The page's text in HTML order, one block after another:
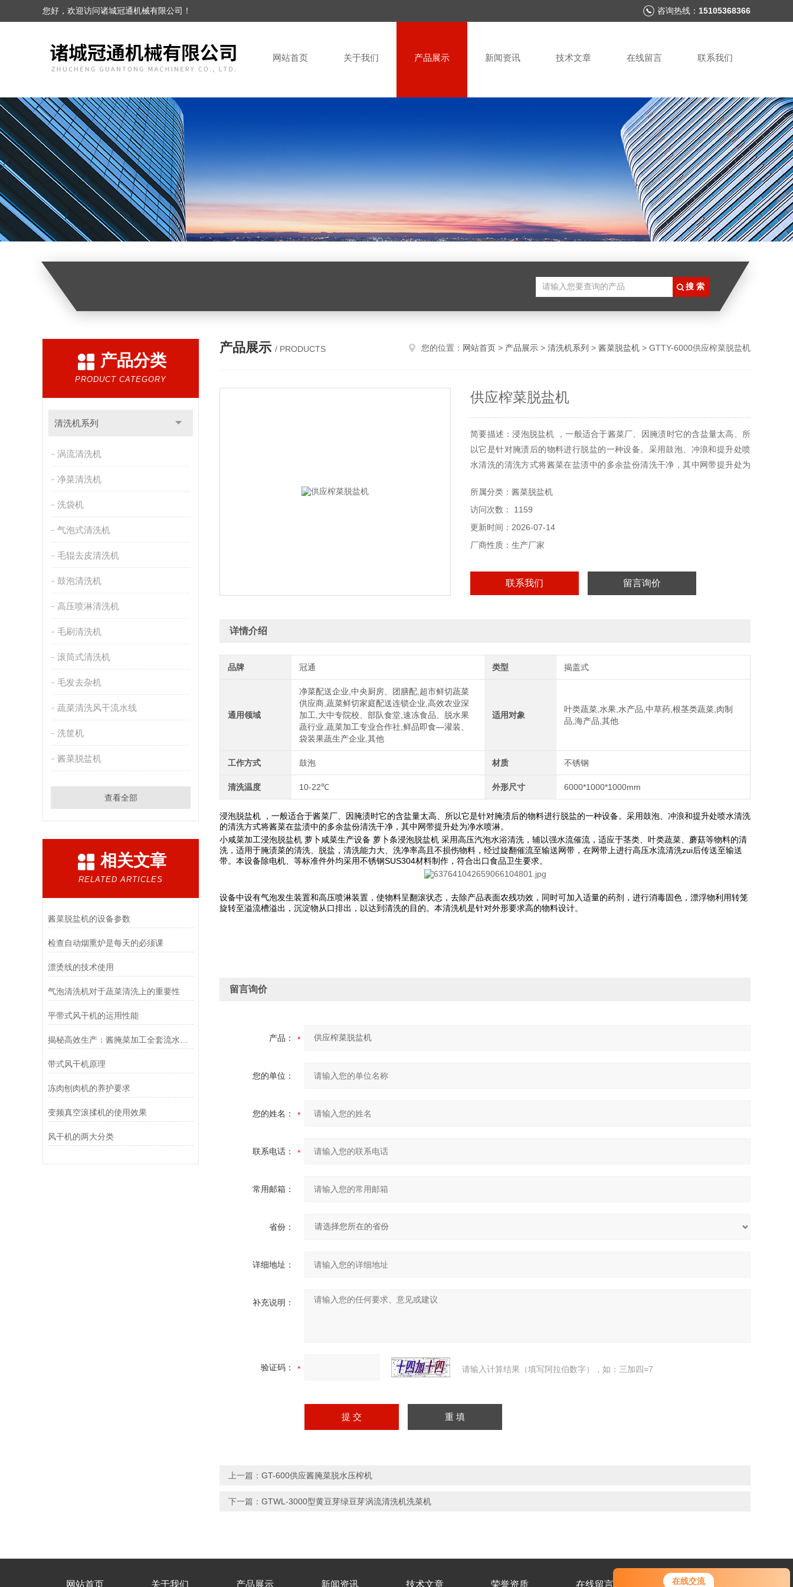
在线交流
您好，欢迎访问诸城冠通机械有限公司！ 咨询热线： 15105368366
网站首页 关于我们 产品展示 新闻资讯 技术文章 在线留言 联系我们
产品分类
PRODUCT CATEGORY
清洗机系列
涡流清洗机
净菜清洗机
洗袋机
气泡式清洗机
毛辊去皮清洗机
鼓泡清洗机
高压喷淋清洗机
毛刷清洗机
滚筒式清洗机
毛发去杂机
蔬菜清洗风干流水线
洗筐机
酱菜脱盐机
查看全部
相关文章
RELATED ARTICLES
酱菜脱盐机的设备参数
检查自动烟熏炉是每天的必须课
漂烫线的技术使用
气泡清洗机对于蔬菜清洗上的重要性
平带式风干机的运用性能
带式风干机原理
冻肉刨肉机的养护要求
变频真空滚揉机的使用效果
风干机的两大分类
产品展示 / PRODUCTS 您的位置： 网站首页 > 产品展示 > 清洗机系列 > 酱菜脱盐机 > GTTY-6000供应榨菜脱盐机
供应榨菜脱盐机
简要描述：浸泡脱盐机 ，一般适合于酱菜厂、因腌渍时它的含盐量太高、所
以它是针对腌渍后的物料进行脱盐的一种设备。采用鼓泡、冲浪和提升处喷
水清洗的清洗方式将酱菜在盐渍中的多余盐份清洗干净，其中网带提升处为
所属分类：酱菜脱盐机
访问次数： 1159
更新时间：2026-07-14
厂商性质：生产厂家
联系我们 留言询价
详情介绍
品牌 冠通 类型 揭盖式
通用领域
净菜配送企业,中央厨房、团膳配,超市鲜切蔬菜
供应商,蔬菜鲜切家庭配送连锁企业,高效农业深
加工,大中专院校、部队食堂,速冻食品、脱水果
蔬行业,蔬菜加工专业合作社,鲜品即食—灌装、
袋装果蔬生产企业,其他
适用对象
叶类蔬菜,水果,水产品,中草药,根茎类蔬菜,肉制
品,海产品,其他
工作方式 鼓泡 材质 不锈钢
清洗温度 10-22℃ 外形尺寸 6000*1000*1000mm
浸泡脱盐机 ，一般适合于酱菜厂、因腌渍时它的含盐量太高、所以它是针对腌渍后的物料进行脱盐的一种设备。采用鼓泡、冲浪和提升处喷水清洗
的清洗方式将酱菜在盐渍中的多余盐份清洗干净，其中网带提升处为净水喷淋。
小咸菜加工浸泡脱盐机 萝卜咸菜生产设备 萝卜条浸泡脱盐机 采用高压汽泡水浴清洗，辅以强水流催流，适应于茎类、叶类蔬菜、蘑菇等物料的清
洗，适用于腌渍菜的清洗、脱盐，清洗能力大、洗净率高且不损伤物料，经过旋翻催流至输送网带，在网带上进行高压水流清洗zui后传送至输送
带。本设备除电机、等标准件外均采用不锈钢SUS304材料制作，符合出口食品卫生要求。
设备中设有气泡发生装置和高压喷淋装置，使物料呈翻滚状态，去除产品表面农残功效，同时可加入适量的药剂，进行消毒固色，漂浮物利用转笼
旋转至溢流槽溢出，沉淀物从口排出，以达到清洗的目的。本清洗机是针对外形要求高的物料设计。
留言询价
产品：
您的单位：
您的姓名：
联系电话：
常用邮箱：
省份：
详细地址：
补充说明：
验证码： 请输入计算结果（填写阿拉伯数字），如：三加四=7
上一篇： GT-600供应酱腌菜脱水压榨机
下一篇： GTWL-3000型黄豆芽绿豆芽涡流清洗机洗菜机
网站首页 关于我们 产品展示 新闻资讯 技术文章 荣誉资质 在线留言 联系我们